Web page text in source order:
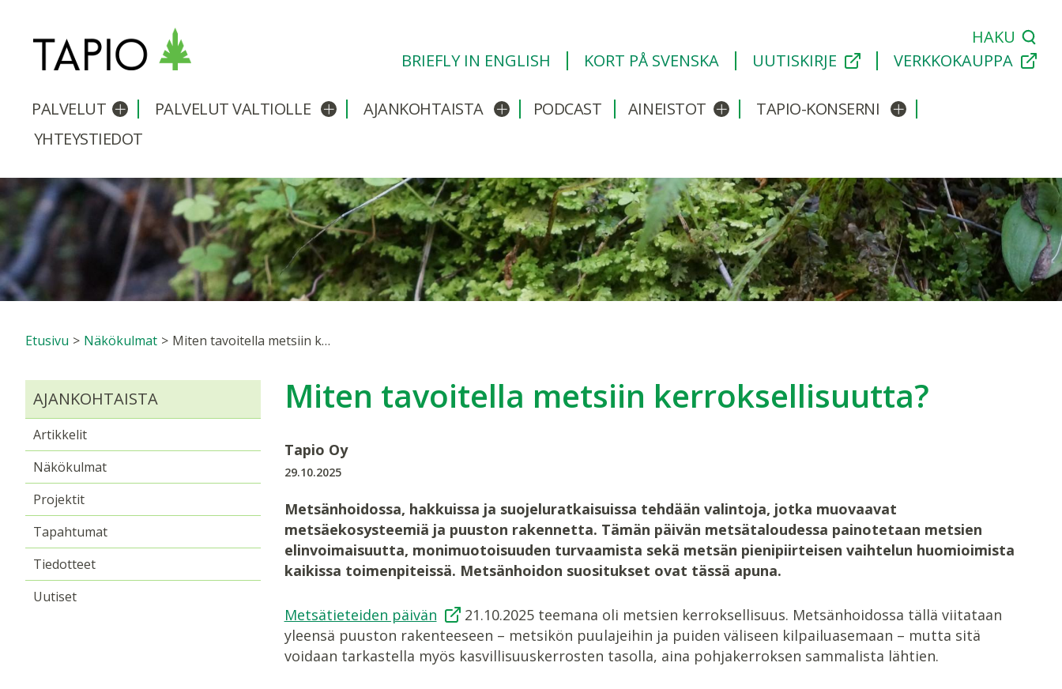
HAKU
BRIEFLY IN ENGLISH
KORT PÅ SVENSKA UUTISKIRJE VERKKOKAUPPA
PALVELUT Avaa/sulje alavalikko
PALVELUT VALTIOLLE Avaa/sulje alavalikko
AJANKOHTAISTA Avaa/sulje alavalikko
PODCAST AINEISTOT Avaa/sulje alavalikko
TAPIO-KONSERNI Avaa/sulje alavalikko
YHTEYSTIEDOT
Etusivu > Näkökulmat > Miten tavoitella metsiin kerroksellisuutta?
Miten tavoitella metsiin kerroksellisuutta?
Tapio Oy
29.10.2025
Metsänhoidossa, hakkuissa ja suojeluratkaisuissa tehdään valintoja, jotka muovaavat
metsäekosysteemiä ja puuston rakennetta. Tämän päivän metsätaloudessa painotetaan metsien
elinvoimaisuutta, monimuotoisuuden turvaamista sekä metsän pienipiirteisen vaihtelun huomioimista
kaikissa toimenpiteissä. Metsänhoidon suositukset ovat tässä apuna.
Metsätieteiden päivän
21.10.2025 teemana oli metsien kerroksellisuus. Metsänhoidossa tällä viitataan
yleensä puuston rakenteeseen – metsikön puulajeihin ja puiden väliseen kilpailuasemaan – mutta sitä
voidaan tarkastella myös kasvillisuuskerrosten tasolla, aina pohjakerroksen sammalista lähtien.
AJANKOHTAISTA
Artikkelit
Näkökulmat
Projektit
Tapahtumat
Tiedotteet
Uutiset